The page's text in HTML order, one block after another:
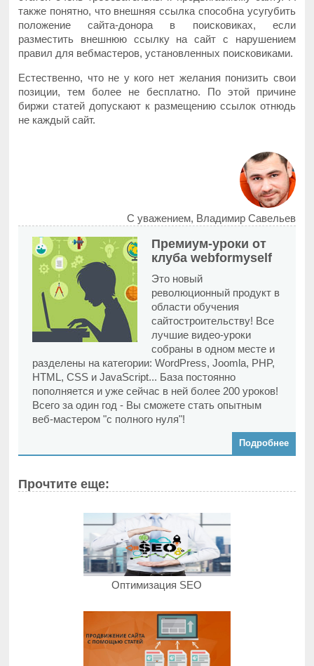
также понятно, что внешняя ссылка способна усугубить
положение сайта-донора в поисковиках, если
разместить внешнюю ссылку на сайт с нарушением
правил для вебмастеров, установленных поисковиками.
Естественно, что не у кого нет желания понизить свои
позиции, тем более не бесплатно. По этой причине
биржи статей допускают к размещению ссылок отнюдь
не каждый сайт.
С уважением, Владимир Савельев
Премиум-уроки от
клуба webformyself
Это новый
революционный продукт в
области обучения
сайтостроительству! Все
лучшие видео-уроки
собраны в одном месте и
разделены на категории: WordPress, Joomla, PHP,
HTML, CSS и JavaScript... База постоянно
пополняется и уже сейчас в ней более 200 уроков!
Всего за один год - Вы сможете стать опытным
веб-мастером "с полного нуля"!
Подробнее
Прочтите еще:
Оптимизация SEO